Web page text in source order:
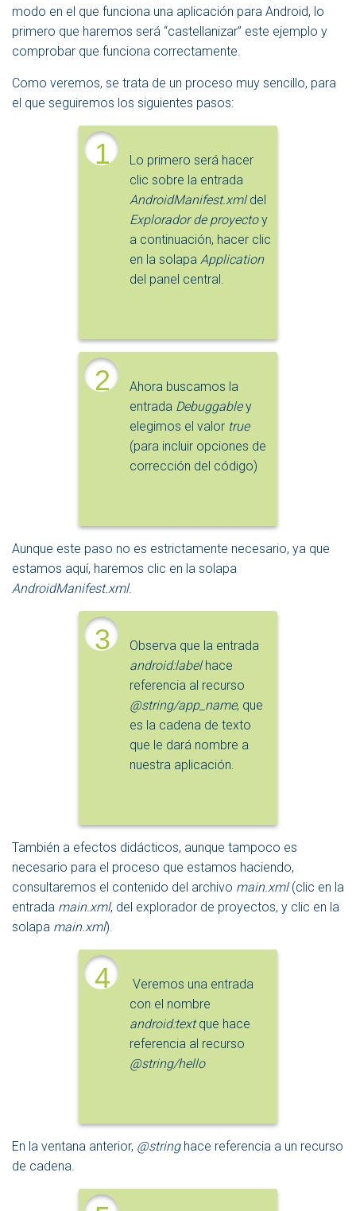
modo en el que funciona una aplicación para Android, lo
primero que haremos será “castellanizar” este ejemplo y
comprobar que funciona correctamente.
Como veremos, se trata de un proceso muy sencillo, para
el que seguiremos los siguientes pasos:
1
Lo primero será hacer
clic sobre la entrada
AndroidManifest.xmldel
Explorador de proyectoy
a continuación, hacer clic
en la solapa Application
del panel central.
2
Ahora buscamos la
entrada Debuggabley
elegimos el valor true
(para incluir opciones de
corrección del código)
Aunque este paso no es estrictamente necesario, ya que
estamos aquí, haremos clic en la solapa
AndroidManifest.xml.
3
Observa que la entrada
android:labelhace
referencia al recurso
@string/app_name, que
es la cadena de texto
que le dará nombre a
nuestra aplicación.
También a efectos didácticos, aunque tampoco es
necesario para el proceso que estamos haciendo,
consultaremos el contenido del archivo main.xml(clic en la
entrada main.xml, del explorador de proyectos, y clic en la
solapa main.xml).
4
Veremos una entrada
con el nombre
android:textque hace
referencia al recurso
@string/hello
En la ventana anterior, @stringhace referencia a un recurso
de cadena.